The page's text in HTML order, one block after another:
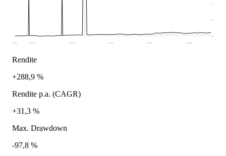
34,4
644,55
1.255
2021 2022 2023 2024 2025 2026
Rendite
+288,9 %
Rendite p.a. (CAGR)
+31,3 %
Max. Drawdown
-97,8 %